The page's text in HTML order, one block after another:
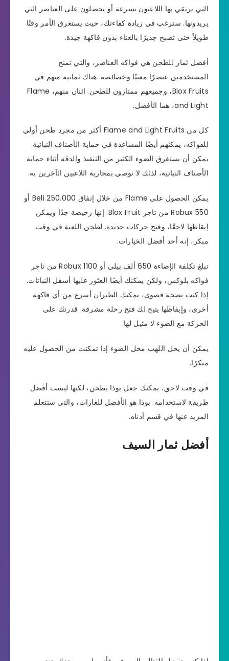
التي يرتقي بها اللاعبون بسرعة أو يحصلون على العناصر التي
يريدونها. سترغب في زيادة كفاءتك، حيث يستغرق الأمر وقتًا
طويلاً حتى تصبح جديرًا بالعناء بدون فاكهة جيدة.
أفضل ثمار للطحن هي فواكه العناصر، والتي تمنح
المستخدمين عنصرًا معينًا وخصائصه. هناك ثمانية منهم في
Blox Fruits، وجميعهم ممتازون للطحن. اثنان منهم، Flame
and Light، هما الأفضل.
كل من Flame and Light Fruits أكثر من مجرد طحن أولي
للفواكه، يمكنهم أيضًا المساعدة في حماية الأصناف النباتية.
يمكن أن يستغرق الضوء الكثير من التنفيذ والدقة أثناء حماية
الأصناف النباتية، لذلك لا نوصي بمحاربة اللاعبين الآخرين به.
يمكن الحصول على Flame من خلال إنفاق 250.000 Beli أو
550 Robux من تاجر Blox Fruit. إنها رخيصة جدًا ويمكن
إيقاظها لاحقًا، وفتح حركات جديدة. لطحن اللعبة في وقت
مبكر، إنه أحد أفضل الخيارات.
تبلغ تكلفة الإضاءة 650 ألف بيلي أو 1100 Robux من تاجر
فواكه بلوكس، ولكن يمكنك أيضًا العثور عليها أسفل النباتات.
إذا كنت بصحة قصوى، يمكنك الطيران أسرع من أي فاكهة
أخرى، وإيقاظها يتيح لك فتح رحلة مشرقة. قدرتك على
الحركة مع الضوء لا مثيل لها.
يمكن أن يحل اللهب محل الضوء إذا تمكنت من الحصول عليه
مبكرًا.
في وقت لاحق، يمكنك جعل بوذا يطحن، لكنها ليست أفضل
طريقة لاستخدامه. بوذا هو الأفضل للغارات، والتي ستتعلم
المزيد عنها في قسم أدناه.
أفضل ثمار السيف